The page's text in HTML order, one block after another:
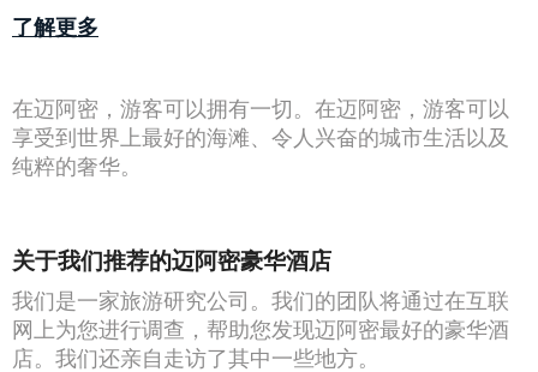
了解更多
在迈阿密，游客可以拥有一切。在迈阿密，游客可以
享受到世界上最好的海滩、令人兴奋的城市生活以及
纯粹的奢华。
关于我们推荐的迈阿密豪华酒店
我们是一家旅游研究公司。我们的团队将通过在互联
网上为您进行调查，帮助您发现迈阿密最好的豪华酒
店。我们还亲自走访了其中一些地方。